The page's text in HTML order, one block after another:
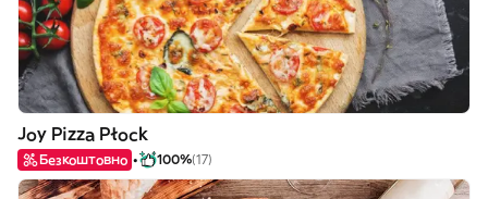
Joy Pizza Płock
Безкоштовно 100%(17)